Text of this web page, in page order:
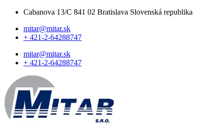
Cabanova 13/C 841 02 Bratislava Slovenská republika
mitar@mitar.sk
+ 421-2-64288747
mitar@mitar.sk
+ 421-2-64288747